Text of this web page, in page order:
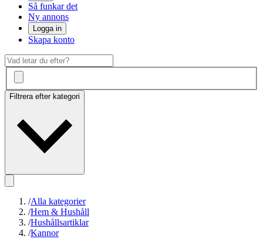
Så funkar det
Ny annons
Logga in
Skapa konto
Filtrera efter kategori
/Alla kategorier
/Hem & Hushåll
/Hushållsartiklar
/Kannor